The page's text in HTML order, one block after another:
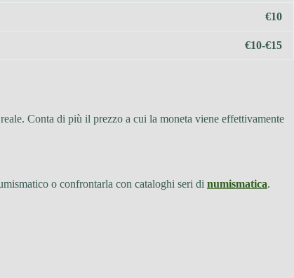
€10
€10-€15
Conta di più il prezzo a cui la moneta viene effettivamente
o confrontarla con cataloghi seri di numismatica.